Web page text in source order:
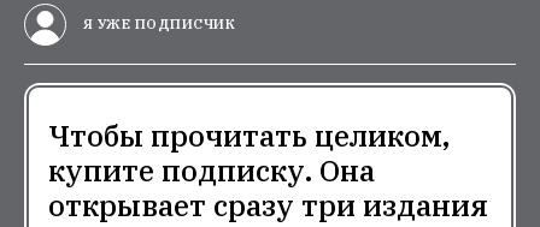
Я УЖЕ ПОДПИСЧИК
Чтобы прочитать целиком,
купите подписку. Она
открывает сразу три издания